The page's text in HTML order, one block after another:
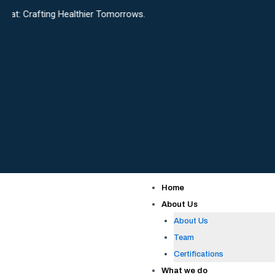
Healthier Tomorrows.
Home
About Us
About Us
Team
Certifications
What we do